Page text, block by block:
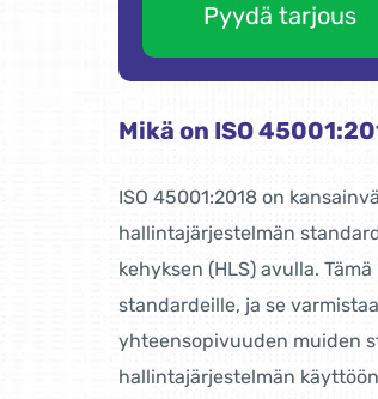
Pyydä tarjous
Mikä on ISO
ISO 45001:2018 on
hallintajärjestelmän
kehyksen (HLS) avulla.
standardeille, ja se
yhteensopivuuden muiden
hallintajärjestelmän